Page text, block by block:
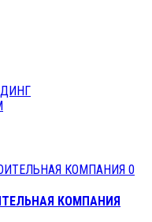
0
КОМПАНИЯ